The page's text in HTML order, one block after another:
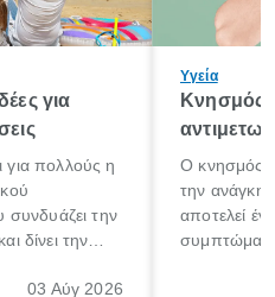
για
για πολλούς η
συνδυάζει την
δίνει την
μέρες
03 Αύγ 2026
Υγεία
Κνησμός:
Ο κνησμός
την ανάγκη
αποτελεί